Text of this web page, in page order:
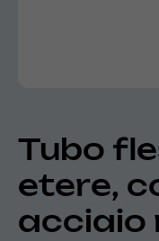
Tubo
etere,
acciaio